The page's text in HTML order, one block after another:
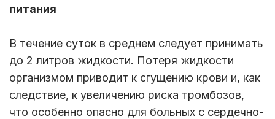
питания
В течение суток в среднем следует принимать
до 2 литров жидкости. Потеря жидкости
организмом приводит к сгущению крови и, как
следствие, к увеличению риска тромбозов,
что особенно опасно для больных с сердечно-